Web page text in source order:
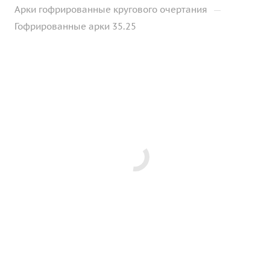
Арки гофрированные кругового очертания —
Гофрированные арки 35.25